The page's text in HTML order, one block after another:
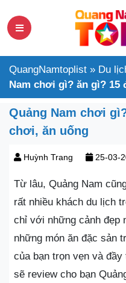
QuangNamtoplist » Du
Nam chơi gì? ăn gì? 15
Quảng Nam chơi
chơi, ăn uống
Huỳnh Trang 25-03-
Từ lâu, Quảng Nam
rất nhiều khách du lịch
chỉ với những cảnh đẹp
những món ăn đặc sản
của bạn trọn vẹn và đầy
sẽ review cho bạn